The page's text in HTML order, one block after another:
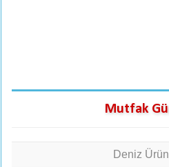
Mutfak
Deniz